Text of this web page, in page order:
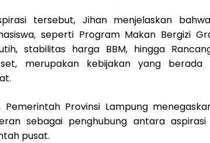
tersebut, Jihan menjelaskan
seperti Program Makan Bergizi
stabilitas harga BBM, hingga
merupakan kebijakan yang berada
Pemerintah Provinsi Lampung
sebagai penghubung antara
pusat.